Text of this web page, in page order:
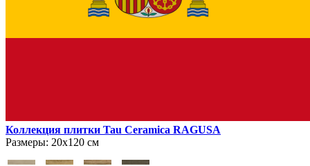
Коллекция плитки Tau Ceramica RAGUSA
Размеры: 20х120 см